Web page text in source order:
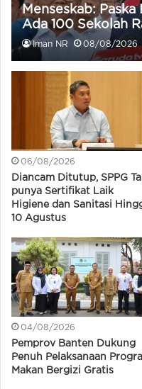
Menseskab: Paska
Ada 100 Sekolah
Beroperasi
Iman NR 08/08/2026
06/08/2026
Diancam Ditutup, SPPG
punya Sertifikat Laik
Higiene dan Sanitasi
10 Agustus
04/08/2026
Pemprov Banten Dukung
Penuh Pelaksanaan
Makan Bergizi Gratis